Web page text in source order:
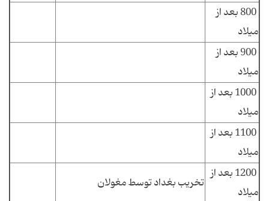
800 بعد از
میلاد
900 بعد از
میلاد
1000 بعد از
میلاد
1100 بعد از
میلاد
1200 بعد از
میلاد
تخریب بغداد توسط مغولان